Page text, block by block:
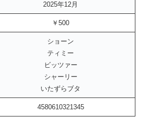
2025年12月
￥500
ショーン
ティミー
ビッツァー
シャーリー
いたずらブタ
4580610321345